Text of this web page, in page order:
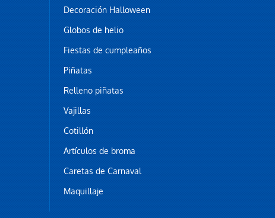
Decoración Halloween
Globos de helio
Fiestas de cumpleaños
Piñatas
Relleno piñatas
Vajillas
Cotillón
Artículos de broma
Caretas de Carnaval
Maquillaje